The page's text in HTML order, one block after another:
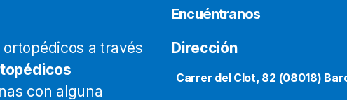
ortopédicos a través
con alguna
Encuéntranos
Dirección
Carrer del Clot, 82 (08018)